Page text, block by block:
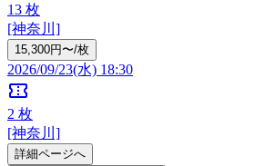
13 枚
[神奈川]
15,300円〜/枚
2026/09/23(水) 18:30
confirmation_number
2 枚
[神奈川]
詳細ページへ